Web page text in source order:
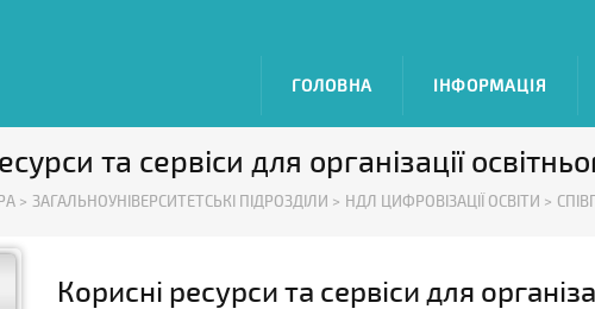
ГОЛОВНА ІНФОРМАЦІЯ
та сервіси для організації
> ЗАГАЛЬНОУНІВЕРСИТЕТСЬКІ ПІДРОЗДІЛИ > НДЛ ЦИФРОВІЗАЦІЇ ОСВІТИ >
Корисні ресурси та сервіси для